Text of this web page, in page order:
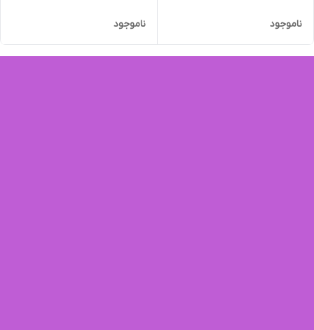
ناموجود ناموجود